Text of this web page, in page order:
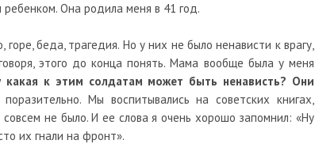
Она родила меня в 41 год.
беда, трагедия. Но у них не было ненависти к врагу,
этого до конца понять. Мама вообще была у меня
какая к этим солдатам может быть ненависть? Они
Мы воспитывались на советских книгах,
не было. И ее слова я очень хорошо запомнил: «Ну
их гнали на фронт».